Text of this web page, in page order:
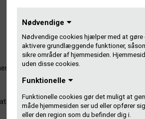
Nødvendige
Nødvendige cookies hjælper med at gøre
aktivere grundlæggende funktioner,
sikre områder af hjemmesiden.
uden disse cookies.
Funktionelle
Funktionelle cookies gør det muligt at
måde hjemmesiden ser ud eller opfører
eller den region som du befinder dig i.
til at kontakte os: